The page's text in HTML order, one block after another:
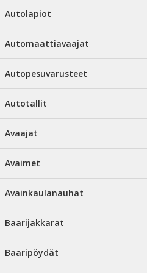
Autolapiot
Automaattiavaajat
Autopesuvarusteet
Autotallit
Avaajat
Avaimet
Avainkaulanauhat
Baarijakkarat
Baaripöydät